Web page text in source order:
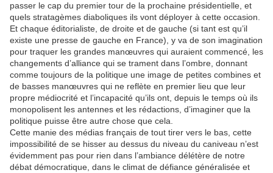
passer le cap du premier tour de la prochaine présidentielle, et
quels stratagèmes diaboliques ils vont déployer à cette occasion.
Et chaque éditorialiste, de droite et de gauche (si tant est qu’il
existe une presse de gauche en France), y va de son imagination
pour traquer les grandes manœuvres qui auraient commencé, les
changements d’alliance qui se trament dans l’ombre, donnant
comme toujours de la politique une image de petites combines et
de basses manœuvres qui ne reflète en premier lieu que leur
propre médiocrité et l’incapacité qu’ils ont, depuis le temps où ils
monopolisent les antennes et les rédactions, d’imaginer que la
politique puisse être autre chose que cela.
Cette manie des médias français de tout tirer vers le bas, cette
impossibilité de se hisser au dessus du niveau du caniveau n’est
évidemment pas pour rien dans l’ambiance délétère de notre
débat démocratique, dans le climat de défiance généralisée et